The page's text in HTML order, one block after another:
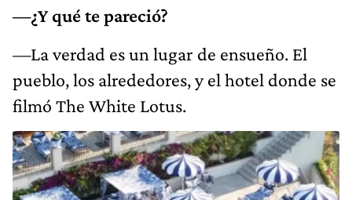
—¿Y qué te pareció?
—La verdad es un lugar de ensueño. El
pueblo, los alrededores, y el hotel donde se
filmó The White Lotus.